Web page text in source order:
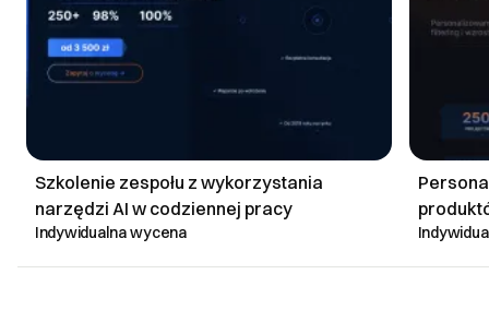
DOWIEDZ SIĘ WIĘCEJ
Szkolenie zespołu z wykorzystania
narzędzi AI w codziennej pracy
Indywidualna wycena